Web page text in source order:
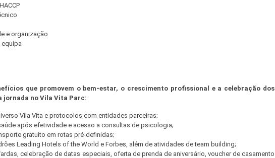
e organização
equipa
que promovem o bem-estar, o crescimento profissional e a celebração dos
jornada no Vila Vita Parc:
Vila Vita e protocolos com entidades parceiras;
após efetividade e acesso a consultas de psicologia;
gratuito em rotas pré-definidas;
Leading Hotels of the World e Forbes, além de atividades de team building;
celebração de datas especiais, oferta de prenda de aniversário, voucher de casamento